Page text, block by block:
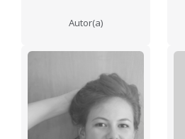
Autor(a)